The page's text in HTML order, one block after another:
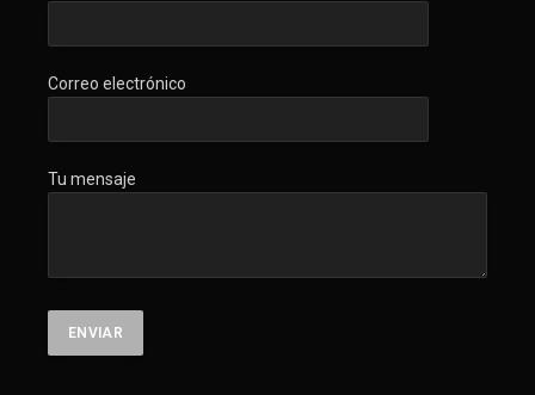
Correo electrónico
Tu mensaje